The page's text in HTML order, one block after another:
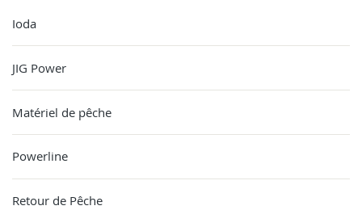
Ioda
JIG Power
Matériel de pêche
Powerline
Retour de Pêche